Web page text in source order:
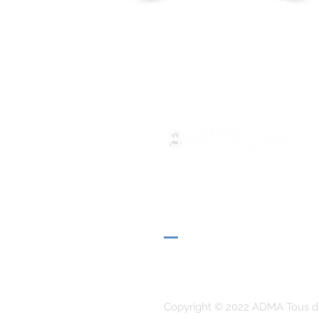
Copyright © 2022 ADMA Tous